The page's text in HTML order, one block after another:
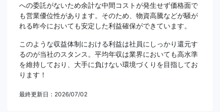
への委託がないため余計な中間コストが発生せず価格面で
も営業優位性があります。そのため、物資高騰などが騒が
れる昨今においても安定した利益確保ができています。
このような収益体制における利益は社員にしっかり還元す
るのが当社のスタンス。平均年収は業界においても高水準
を維持しており、大手に負けない環境づくりを目指してお
ります！
最終更新日：2026/07/02